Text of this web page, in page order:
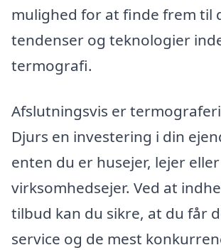
mulighed for at finde frem til
tendenser og teknologier
termografi.
Afslutningsvis er
Djurs en investering i din
enten du er husejer, lejer eller
virksomhedsejer. Ved at
tilbud kan du sikre, at du får
service og de mest